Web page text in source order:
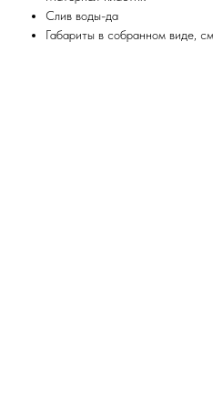
Слив воды-да
Габариты в собранном виде,